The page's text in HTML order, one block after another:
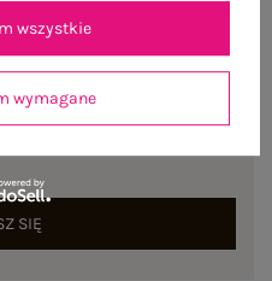
i otrzymaj 15% zniżki na
SIĘ
wymagane
wszystkie